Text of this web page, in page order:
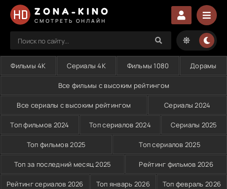
ZONA-KINO
СМОТРЕТЬ ОНЛАЙН
Фильмы 4K Сериалы 4K Фильмы 1080 Дорамы
Все фильмы с высоким рейтингом
Все сериалы с высоким рейтингом Сериалы 2024
Топ фильмов 2024 Топ сериалов 2024 Сериалы 2025
Топ фильмов 2025 Топ сериалов 2025
Топ за последний месяц 2025 Рейтинг фильмов 2026
Рейтинг сериалов 2026 Топ январь 2026 Топ февраль 2026